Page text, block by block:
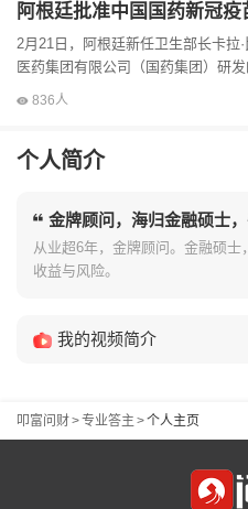
阿根廷批准中国国药新冠疫
2月21日，阿根廷新任卫生部长卡拉
医药集团有限公司（国药集团）研
836人
个人简介
金牌顾问，海归金融硕士
从业超6年，金牌顾问。金融硕
收益与风险。
我的视频简介
叩富问财>专业答主 >个人主页